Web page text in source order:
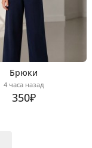
Брюки
4 часа назад
350₽